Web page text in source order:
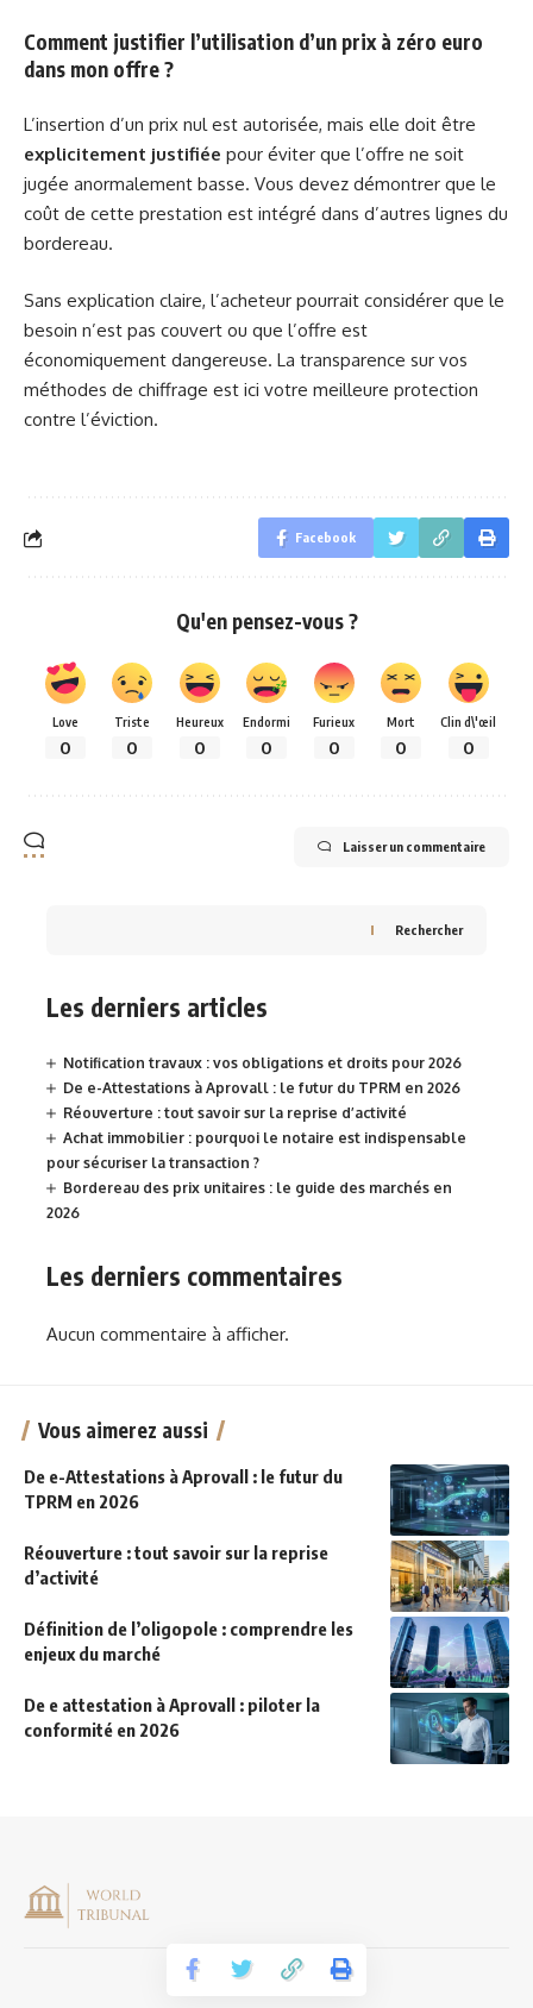
Comment justifier l’utilisation d’un prix à zéro euro
dans mon offre ?
L’insertion d’un prix nul est autorisée, mais elle doit être
explicitement justifiée pour éviter que l’offre ne soit
jugée anormalement basse. Vous devez démontrer que le
coût de cette prestation est intégré dans d’autres lignes du
bordereau.
Sans explication claire, l’acheteur pourrait considérer que le
besoin n’est pas couvert ou que l’offre est
économiquement dangereuse. La transparence sur vos
méthodes de chiffrage est ici votre meilleure protection
contre l’éviction.
Facebook
Qu'en pensez-vous ?
Love
0
Triste
0
Heureux
0
Endormi
0
Furieux
0
Mort
0
Clin d\'œil
0
Laisser un commentaire
Rechercher
Les derniers articles
Notification travaux : vos obligations et droits pour 2026
De e-Attestations à Aprovall : le futur du TPRM en 2026
Réouverture : tout savoir sur la reprise d’activité
Achat immobilier : pourquoi le notaire est indispensable
pour sécuriser la transaction ?
Bordereau des prix unitaires : le guide des marchés en
2026
Les derniers commentaires
Aucun commentaire à afficher.
Vous aimerez aussi
De e-Attestations à Aprovall : le futur du
TPRM en 2026
Réouverture : tout savoir sur la reprise
d’activité
Définition de l’oligopole : comprendre les
enjeux du marché
De e attestation à Aprovall : piloter la
conformité en 2026
Mentions légales|CONTACT